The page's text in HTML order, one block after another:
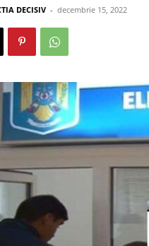
DECISIV - decembrie 15, 2022